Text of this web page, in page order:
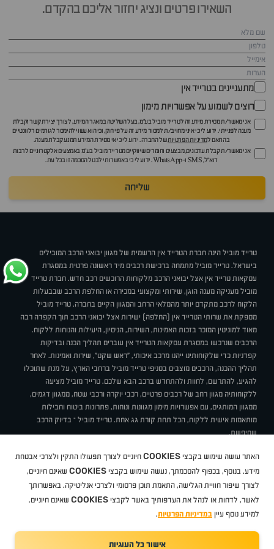
השאירו פרטים ונציג יחזור אליכם בהקדם.
מתעניינים בטרייד אין
רוצים לשמוע על אפשרויות מימון
אני מאשר/ת מסירת מידע זה לטרייד מוביל בע"מ, בעל השליטה במאגר המידע, לצורך יצירת קשר וקבלת
מענה לפנייתי. ידוע לי כי איני מחויב/ת למסור מידע זה על פי חוק, וכי הוא עשוי להימסר לגורמים רלוונטיים
בהתאם למדיניות הפרטיותשל החברה. ידוע לי כי אי מסירת המידע תמנע קבלת מענה.
אני מאשר/ת קבלת עדכונים, מבצעים וחומרים שיווקיים מטרייד מוביל בע"מ באמצעים אלקטרוניים לרבות
דוא״ל, SMS ו-WhatsApp. ידוע לי כי באפשרותי לבטל הסכמה זו בכל עת.
שליחה
טרייד מוביל הינה חברת הטרייד אין הרשמית של מגוון יבואני הרכב המובילים
בישראל. טרייד מוביל מתמחה ברכישת רכבים מיד ראשונה פרטית במסגרת
עסקאות טרייד אין אצל יבואני הרכב מלקוחות הרוכשים רכב חדש. חברת טרייד
מוביל מעניקה מענה הוגן, שירותי ומקצועי במכירה או החלפת הרכב שבבעלות
הלקוח לרכב מתקדם יותר מהמלאי הרחב והמגוון הקיים בחברה. טרייד מוביל
מספקת את שרותי הטרייד אין (החלפה) ישירות אצל יבואני הרכב תוך הקפדה רבה
מאוד למוניטין המוכר בזכות האמינות, השירות, הניסיון, היעילות והנוחות ללקוח.
הרכבים שנרכשו במסגרת עסקאות הטרייד אין עוברים תהליך הכנה ובדיקות
קפדניות כדי שלקוחותינו ייהנו מרכב איכותי, "ראש שקט", שירות ואמינות. לאחר
תהליך ההכנה, הרכבים מוצבים בסניפי טרייד מוביל ברחבי הארץ, על מנת שתוכלו
להגיע, להתרשם, לחוות ולהתחדש ברכב הבא שלכם. טרייד מוביל מציעה
ללקוחותיה מגוון רחב של רכבים פרטיים, רכבי יוקרה ורכבי שטח, ממגוון דגמים,
ממגוון המותגים, עם אפשרויות מימון מגוונות ונוחות, פתרונות ביטוח וחבילות
מותאמות אישית ללקוח, הכל תחת קורת גג אחת. טרייד מוביל – בדיוק הרכב
שחיפשת.
תקנוןBUY BACKמבצעיםמגזין טרייד מובילאיך זה עובד? דרושים
ניהול העדפות עוגיות
סיטרואן אופלפיג'וMG
Geelyמזדהבי ווי דיצ'רי טסלהניסאןטויוטהדאצ'יהפולקסווגןטסלה
ב מ וולקסוסאאודיסקודהיונדאירנושברולט
האתר עושה שימוש בקבצי COOKIES חיוניים לצורך תפעולו התקין ולצרכי אבטחת
מידע. בנוסף, בכפוף להסכמתך, נעשה שימוש בקבצי COOKIES שאינם חיוניים,
לצורך שיפור חוויית הגלישה, התאמת תוכן פרסומי ולצרכי אנליטיקה. באפשרותך
לאשר, לדחות או לנהל את העדפותיך באשר לקבצי COOKIES שאינם חיוניים.
למידע נוסף עיין במדיניות הפרטיות.
אישור כל העוגיות